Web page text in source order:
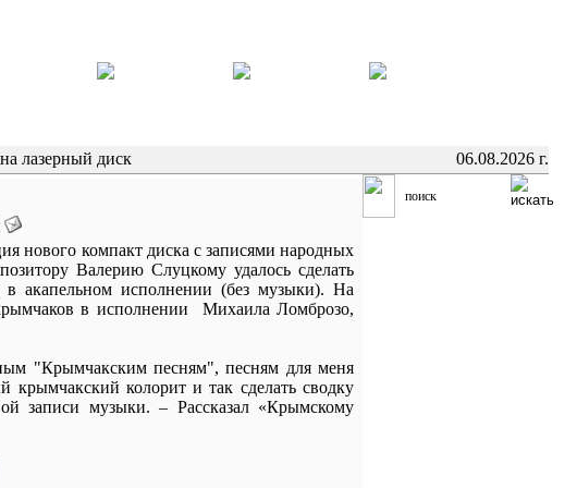
лазерный диск
06.08.2026 г.
нового компакт диска с записями народных
Валерию Слуцкому удалось сделать
акапельном исполнении (без музыки). На
в исполнении Михаила Ломброзо,
"Крымчакским песням", песням для меня
крымчакский колорит и так сделать сводку
записи музыки. – Рассказал «Крымскому